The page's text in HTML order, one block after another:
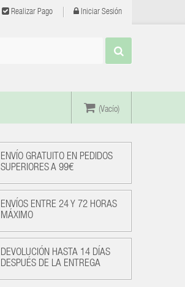
Realizar Pago Iniciar Sesión
(Vacío)
ENVÍO GRATUITO EN PEDIDOS
SUPERIORES A 99€
ENVÍOS ENTRE 24 Y 72 HORAS
MÁXIMO
DEVOLUCIÓN HASTA 14 DÍAS
DESPUÉS DE LA ENTREGA